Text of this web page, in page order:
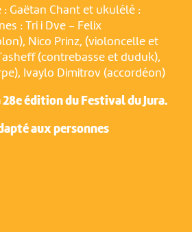
Gaëtan Chant et ukulélé :
: Tri i Dve - Felix
Nico Prinz, (violoncelle et
(contrebasse et duduk),
Ivaylo Dimitrov (accordéon)
28e édition du Festival du Jura.
aux personnes